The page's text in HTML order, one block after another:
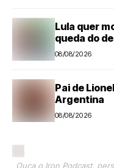
Lula quer
queda do
08/08/2026
Pai de
Argentina
08/08/2026
Ouça o Iron Podcast,